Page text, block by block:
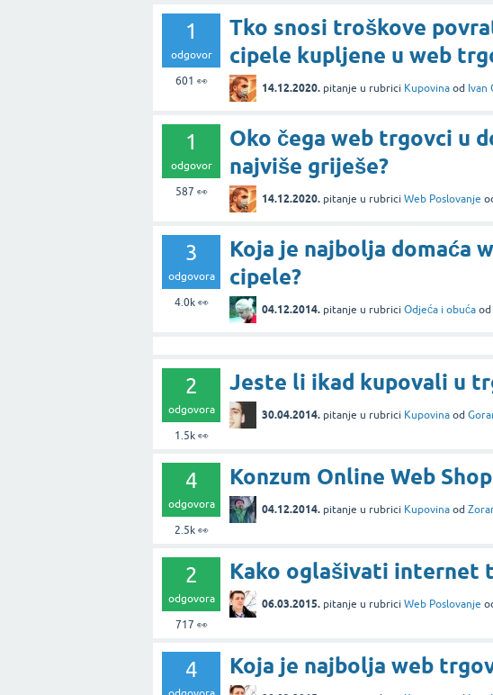
1
odgovor
601 👀
Tko snosi troškove
cipele kupljene u web
14.12.2020. pitanje u rubrici Kupovina od Ivan
1
odgovor
587 👀
Oko čega web trgovci u
najviše griješe?
14.12.2020. pitanje u rubrici Web Poslovanje
3
odgovora
4.0k👀
Koja je najbolja domaća
cipele?
04.12.2014. pitanje u rubrici Odjeća i obuća od
2
odgovora
1.5k👀
Jeste li ikad kupovali u
30.04.2014. pitanje u rubrici Kupovina od
4
odgovora
2.5k👀
Konzum Online Web
04.12.2014. pitanje u rubrici Kupovina od
2
odgovora
717 👀
Kako oglašivati internet
06.03.2015. pitanje u rubrici Web Poslovanje
4 Koja je najbolja web